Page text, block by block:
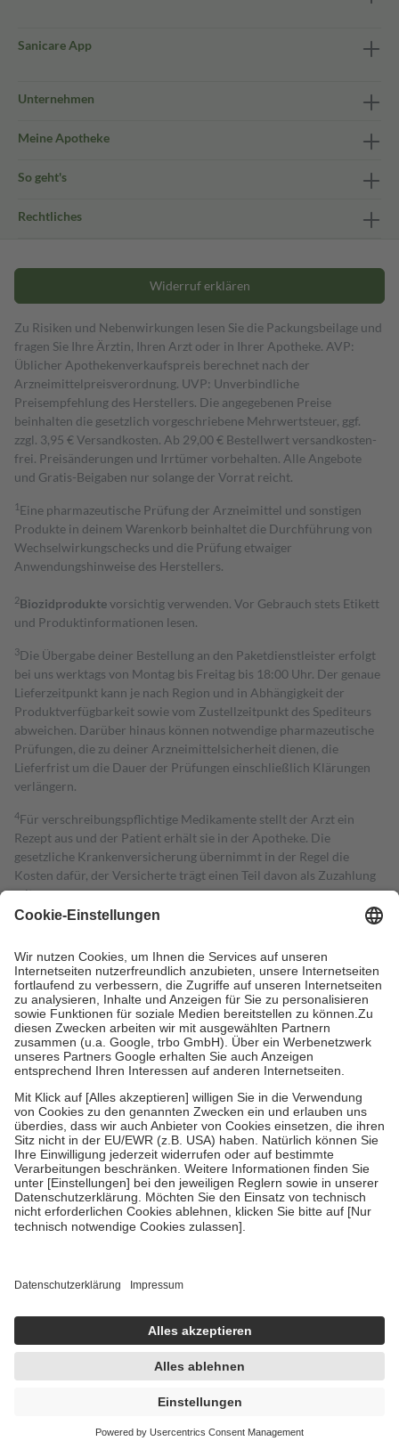
Sanicare App
Unternehmen
Meine Apotheke
So geht's
Rechtliches
Widerruf erklären
Zu Risiken und Nebenwirkungen lesen Sie die Packungsbeilage und
fragen Sie Ihre Ärztin, Ihren Arzt oder in Ihrer Apotheke. AVP:
Üblicher Apothekenverkaufspreis berechnet nach der
Arzneimittelpreisverordnung. UVP: Unverbindliche
Preisempfehlung des Herstellers. Die angegebenen Preise
beinhalten die gesetzlich vorgeschriebene Mehrwertsteuer, ggf.
zzgl. 3,95 € Versandkosten. Ab 29,00 € Bestell­wert versand­kosten­
frei. Preisänderungen und Irrtümer vorbehalten. Alle Angebote
und Gratis-Beigaben nur solange der Vorrat reicht.
1 Eine pharmazeutische Prüfung der Arzneimittel und sonstigen
Produkte in deinem Warenkorb beinhaltet die Durchführung von
Wechselwirkungschecks und die Prüfung etwaiger
Anwendungshinweise des Herstellers.
2Biozidproduktevorsichtig verwenden. Vor Gebrauch stets Etikett
und Produktinformationen lesen.
3Die Übergabe deiner Bestellung an den Paketdienstleister erfolgt
bei uns werktags von Montag bis Freitag bis 18:00 Uhr. Der genaue
Lieferzeitpunkt kann je nach Region und in Abhängigkeit der
Produktverfügbarkeit sowie vom Zustellzeitpunkt des Spediteurs
abweichen. Darüber hinaus können notwendige pharmazeutische
Prüfungen, die zu deiner Arzneimittelsicherheit dienen, die
Lieferfrist um die Dauer der Prüfungen einschließlich Klärungen
verlängern.
4Für verschreibungspflichtige Medikamente stellt der Arzt ein
Rezept aus und der Patient erhält sie in der Apotheke. Die
gesetzliche Krankenversicherung übernimmt in der Regel die
Kosten dafür, der Versicherte trägt einen Teil davon als Zuzahlung
mit.
Grundsätzlich leisten Mitglieder Zuzahlungen in Höhe von zehn
höchstens zehn Euro.
Es sind jedoch nie mehr als die tatsächlichen
Kosten der Leistung zu entrichten.
Diese Regeln gelten grundsätzlich auch für Online-Apotheken.
Bei Heilmitteln und häuslicher Krankenpflege beträgt die
Zuzahlung zehn Prozent der Kosten sowie zehn Euro je
Verordnung.
Um das Engagement der Versicherten für ihre eigene Gesundheit zu
stärken und die besondere Stellung der Familie zu unterstützen,
fallenkeine Zuzahlungenan bei:
• Kindern und Jugendlichen bis zum vollendeten 18. Lebensjahr
mit Ausnahme der Fahrkosten
• Untersuchungen zur Vorsorge und Früherkennung, die von der
GKV getragen werden
• empfohlenen Schutzimpfungen
• Harn- und Blutteststreifen
getroffen, um sicherzustellen, dass es sich um echte Bewertungen
https://help.etrusted.com/hc/de/articles/4419944605341
Einige Bilder und Inhalte wurden unter Zuhilfenahme künstlicher